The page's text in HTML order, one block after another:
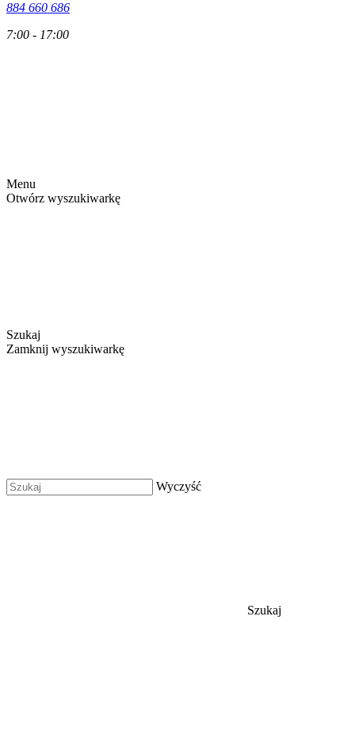
884 660 686
7:00 - 17:00
Menu
Otwórz wyszukiwarkę
Szukaj
Zamknij wyszukiwarkę
Wyczyść
Szukaj